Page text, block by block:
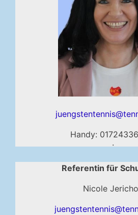
Handy:
.
Referentin für
Nicole